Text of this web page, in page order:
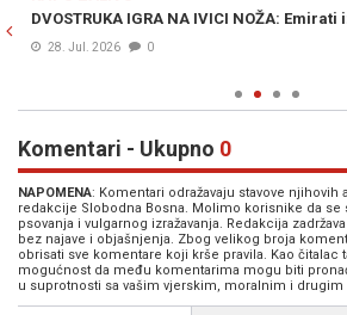
DVOSTRUKA IGRA NA IVICI NOŽA: Emirati
28. Jul. 2026 0
Komentari - Ukupno 0
NAPOMENA: Komentari odražavaju stavove njihovih
redakcije Slobodna Bosna. Molimo korisnike da se
psovanja i vulgarnog izražavanja. Redakcija
bez najave i objašnjenja. Zbog velikog broja
obrisati sve komentare koji krše pravila. Kao čitalac
mogućnost da među komentarima mogu biti
u suprotnosti sa vašim vjerskim, moralnim i